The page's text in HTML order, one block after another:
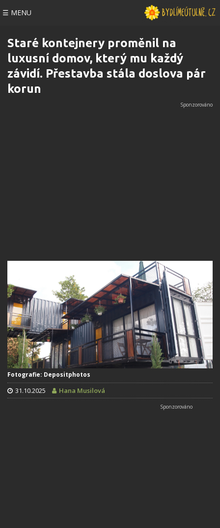
☰ MENU
Staré kontejnery proměnil na
luxusní domov, který mu každý
závidí. Přestavba stála doslova pár
korun
Fotografie: Depositphotos
31.10.2025 Hana Musilová